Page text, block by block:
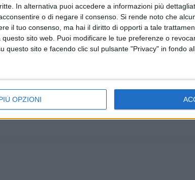
In alternativa puoi accedere a informazioni più
o di negare il consenso. Si rende noto che
il tuo consenso, ma hai il diritto di opporti a tale
sito web. Puoi modificare le tue preferenze o
questo sito e facendo clic sul pulsante "Privacy" in fondo
OPZIONI
Chiesa del Carmine, Via Tiepolo, Piazza Plebiscito,
Emanuele, Via Marsala, Via M. Pagano, Piazza
Jäa Ognissanti, Piazza Sedile S. Marco, Via Statuti
Al termine della Solenne Processione, presso il
cura della ditta Colangelo Fireworks da Avigliano
di tutti i defunti della Confraternita e del